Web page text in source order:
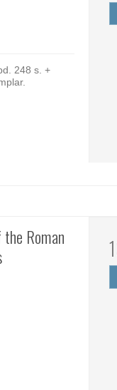
248 s. +
the Roman